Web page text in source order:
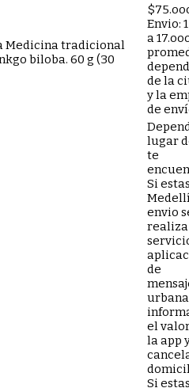
Medicina tradicional
biloba. 60 g (30
Envio:
a
de la
y la
de
lugar
te
Si
envio
de
el
la app
Si